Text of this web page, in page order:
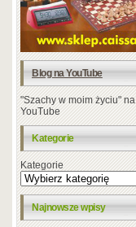
Blog na YouTube
"Szachy w moim życiu" na
YouTube
Kategorie
Kategorie
Najnowsze wpisy